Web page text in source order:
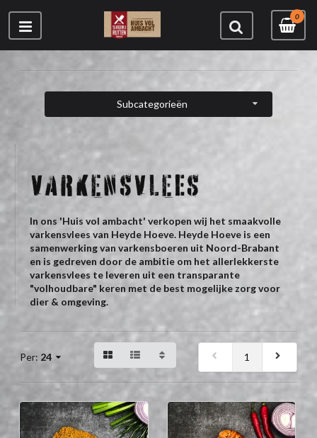
0
Subcategorieën
VARKENSVLEES
In ons 'Huis vol ambacht' verkopen wij het smaakvolle
varkensvlees van Heyde Hoeve. Heyde Hoeve is een
samenwerking van varkensboeren uit Noord-Brabant
en is gedreven door de ambitie om het allerlekkerste
varkensvlees te leveren uit een transparante
"volhoudbare" keren met de best mogelijke zorg voor
dier & omgeving.
Per: 24 1